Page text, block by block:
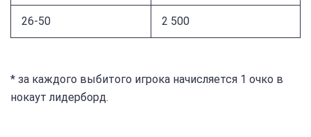
26-50 2 500
* за каждого выбитого игрока начисляется 1 очко в
нокаут лидерборд.